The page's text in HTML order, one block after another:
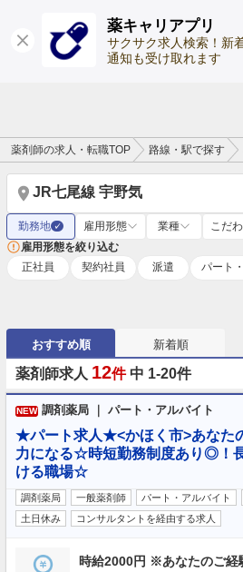
薬キャリアプリ
サクサク求人検索！新
通知も受け取れます
薬剤師の求人・転職TOP 路線・駅で探す
JR七尾線 宇野気
勤務地 ✓ 雇用形態 業種 こだ
雇用形態を絞り込む
正社員
契約社員 派遣 パート
おすすめ順 新着順
薬剤師求人 12件 中 1-20件
NEW 調剤薬局 ｜ パート・アルバイト
★パート求人★<かほく市>あなた
力になる☆時短勤務制度あり◎！
ける職場☆
調剤薬局 一般薬剤師 パート・アルバイト
土日休み
コンサルタントを経由する求人
時給2000円 ※あなたのご経